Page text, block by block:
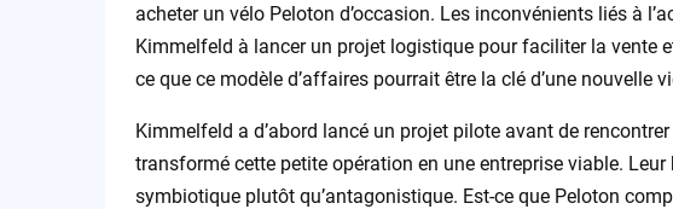
acheter un vélo Peloton d’occasion. Les inconvénients liés à
Kimmelfeld à lancer un projet logistique pour faciliter la vente
ce que ce modèle d’affaires pourrait être la clé d’une nouvelle
Kimmelfeld a d’abord lancé un projet pilote avant de
transformé cette petite opération en une entreprise viable.
symbiotique plutôt qu’antagonistique. Est-ce que Peloton